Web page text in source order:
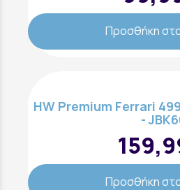
Προσθήκη
HW Premium Ferrari
-
Προσθήκη